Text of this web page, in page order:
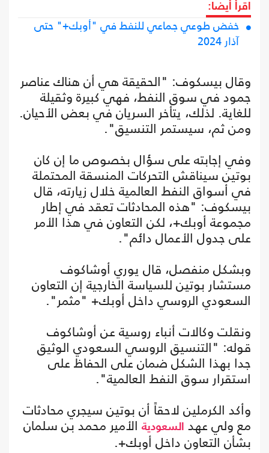
اقرأ أيضا:
خفض طوعي جماعي للنفط في "أوبك+" حتى
آذار 2024
وقال بيسكوف: "الحقيقة هي أن هناك عناصر
جمود في سوق النفط، فهي كبيرة وثقيلة
للغاية. لذلك، يتأخر السريان في بعض الأحيان.
ومن ثم، سيستمر التنسيق".
وفي إجابته على سؤال بخصوص ما إن كان
بوتين سيناقش التحركات المنسقة المحتملة
في أسواق النفط العالمية خلال زيارته، قال
بيسكوف: "هذه المحادثات تعقد في إطار
مجموعة أوبك+، لكن التعاون في هذا الأمر
على جدول الأعمال دائم".
وبشكل منفصل، قال يوري أوشاكوف
مستشار بوتين للسياسة الخارجية إن التعاون
السعودي الروسي داخل أوبك+ "مثمر".
ونقلت وكالات أنباء روسية عن أوشاكوف
قوله: "التنسيق الروسي السعودي الوثيق
جدا بهذا الشكل ضمان على الحفاظ على
استقرار سوق النفط العالمية".
وأكد الكرملين لاحقاً أن بوتين سيجري محادثات
مع ولي عهد السعودية الأمير محمد بن سلمان
بشأن التعاون داخل أوبك+.